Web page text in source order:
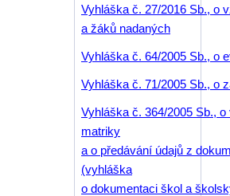
Vyhláška č. 27/2016 Sb., o
a žáků nadaných
Vyhláška č. 64/2005 Sb., o
Vyhláška č. 71/2005 Sb., o
Vyhláška č. 364/2005 Sb.,
matriky
a o předávání údajů z
(vyhláška
o dokumentaci škol a